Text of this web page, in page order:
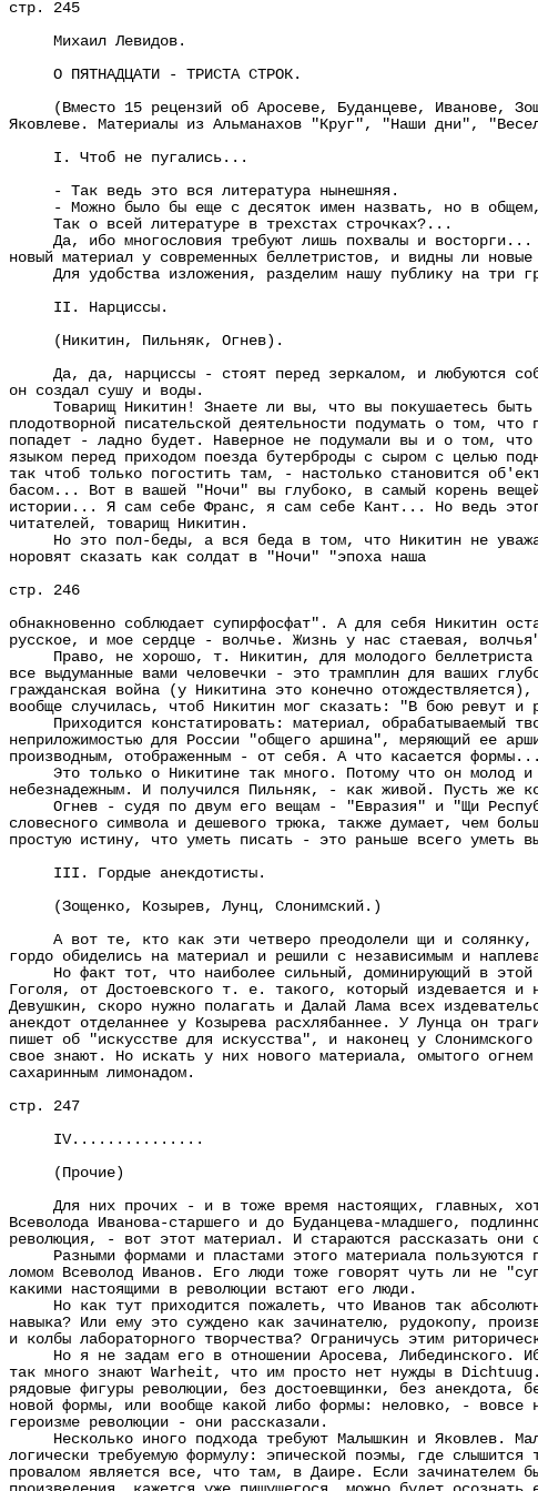
стр. 245
Михаил Левидов.
О ПЯТНАДЦАТИ - ТРИСТА СТРОК.
(Вместо 15 рецензий об Аросеве, Буданцеве, Иванове,
Яковлеве. Материалы из Альманахов "Круг", "Наши дни",
I. Чтоб не пугались...
- Так ведь это вся литература нынешняя.
- Можно было бы еще с десяток имен назвать, но в
Так о всей литературе в трехстах строчках?...
Да, ибо многословия требуют лишь похвалы и восторги...
новый материал у современных беллетристов, и видны ли
Для удобства изложения, разделим нашу публику на три
II. Нарциссы.
(Никитин, Пильняк, Огнев).
Да, да, нарциссы - стоят перед зеркалом, и любуются
он создал сушу и воды.
Товарищ Никитин! Знаете ли вы, что вы покушаетесь быть
плодотворной писательской деятельности подумать о том,
попадет - ладно будет. Наверное не подумали вы и о том, что
языком перед приходом поезда бутерброды с сыром с целью
так чтоб только погостить там, - настолько становится
басом... Вот в вашей "Ночи" вы глубоко, в самый корень
истории... Я сам себе Франс, я сам себе Кант... Но ведь
читателей, товарищ Никитин.
Но это пол-беды, а вся беда в том, что Никитин не
норовят сказать как солдат в "Ночи" "эпоха наша
стр. 246
обнакновенно соблюдает супирфосфат". А для себя Никитин
русское, и мое сердце - волчье. Жизнь у нас стаевая,
Право, не хорошо, т. Никитин, для молодого беллетриста
все выдуманные вами человечки - это трамплин для ваших
гражданская война (у Никитина это конечно
вообще случилась, чтоб Никитин мог сказать: "В бою ревут и
Приходится констатировать: материал, обрабатываемый
неприложимостью для России "общего аршина", меряющий ее
производным, отображенным - от себя. А что касается
Это только о Никитине так много. Потому что он молод и
небезнадежным. И получился Пильняк, - как живой. Пусть же
Огнев - судя по двум его вещам - "Евразия" и "Щи
словесного символа и дешевого трюка, также думает, чем
простую истину, что уметь писать - это раньше всего уметь
III. Гордые анекдотисты.
(Зощенко, Козырев, Лунц, Слонимский.)
А вот те, кто как эти четверо преодолели щи и солянку, и
гордо обиделись на материал и решили с независимым и
Но факт тот, что наиболее сильный, доминирующий в этой
Гоголя, от Достоевского т. е. такого, который издевается и
Девушкин, скоро нужно полагать и Далай Лама всех
анекдот отделаннее у Козырева расхлябаннее. У Лунца он
пишет об "искусстве для искусства", и наконец у
свое знают. Но искать у них нового материала, омытого
сахаринным лимонадом.
стр. 247
IV...............
(Прочие)
Для них прочих - и в тоже время настоящих, главных,
Всеволода Иванова-старшего и до Буданцева-младшего,
революция, - вот этот материал. И стараются рассказать
Разными формами и пластами этого материала пользуются
ломом Всеволод Иванов. Его люди тоже говорят чуть ли не
какими настоящими в революции встают его люди.
Но как тут приходится пожалеть, что Иванов так
навыка? Или ему это суждено как зачинателю, рудокопу,
и колбы лабораторного творчества? Ограничусь этим
Но я не задам его в отношении Аросева, Либединского.
так много знают Warheit, что им просто нет нужды в
рядовые фигуры революции, без достоевщинки, без анекдота,
новой формы, или вообще какой либо формы: неловко, - вовсе
героизме революции - они рассказали.
Несколько иного подхода требуют Малышкин и Яковлев.
логически требуемую формулу: эпической поэмы, где
провалом является все, что там, в Даире. Если зачинателем